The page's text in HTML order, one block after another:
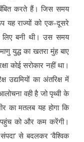
करते हैं। जिस समय
राज्यों को एक-दूसरे
लिए बनी थी। उस समय
युद्ध का खतरा मुंह बाए
कोई सरोकार नहीं था।
उद्यमियों का अंतरिक्ष में
वही है जो पृथ्वी के
का मतलब यह होगा कि
पहुंच को और कम करेंगी।
संपदा’ से बदलकर ‘वैश्विक